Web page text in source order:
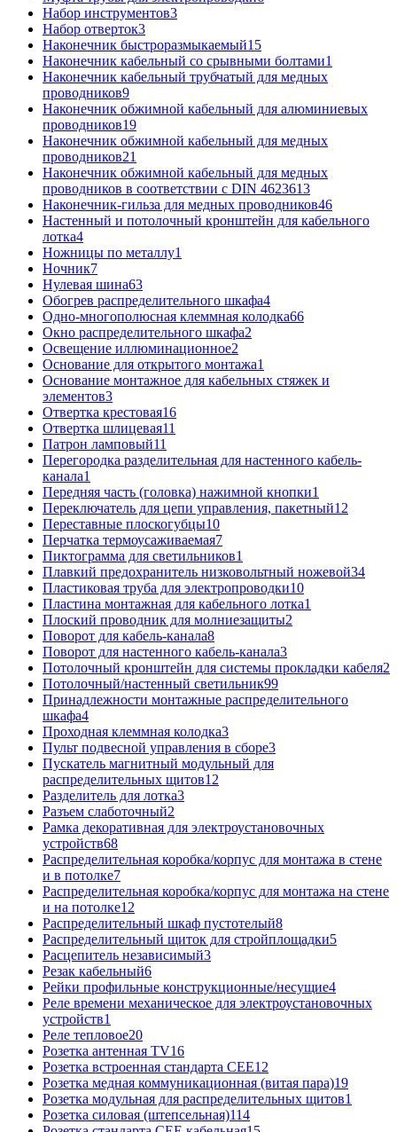
Набор инструментов3
Набор отверток3
Наконечник быстроразмыкаемый15
Наконечник кабельный со срывными болтами1
Наконечник кабельный трубчатый для медных
проводников9
Наконечник обжимной кабельный для алюминиевых
проводников19
Наконечник обжимной кабельный для медных
проводников21
Наконечник обжимной кабельный для медных
проводников в соответствии с DIN 4623613
Наконечник-гильза для медных проводников46
Настенный и потолочный кронштейн для кабельного
лотка4
Ножницы по металлу1
Ночник7
Нулевая шина63
Обогрев распределительного шкафа4
Одно-многополюсная клеммная колодка66
Окно распределительного шкафа2
Освещение иллюминационное2
Основание для открытого монтажа1
Основание монтажное для кабельных стяжек и
элементов3
Отвертка крестовая16
Отвертка шлицевая11
Патрон ламповый11
Перегородка разделительная для настенного кабель-
канала1
Передняя часть (головка) нажимной кнопки1
Переключатель для цепи управления, пакетный12
Переставные плоскогубцы10
Перчатка термоусаживаемая7
Пиктограмма для светильников1
Плавкий предохранитель низковольтный ножевой34
Пластиковая труба для электропроводки10
Пластина монтажная для кабельного лотка1
Плоский проводник для молниезащиты2
Поворот для кабель-канала8
Поворот для настенного кабель-канала3
Потолочный кронштейн для системы прокладки кабеля2
Потолочный/настенный светильник99
Принадлежности монтажные распределительного
шкафа4
Проходная клеммная колодка3
Пульт подвесной управления в сборе3
Пускатель магнитный модульный для
распределительных щитов12
Разделитель для лотка3
Разъем слаботочный2
Рамка декоративная для электроустановочных
устройств68
Распределительная коробка/корпус для монтажа в стене
и в потолке7
Распределительная коробка/корпус для монтажа на стене
и на потолке12
Распределительный шкаф пустотелый8
Распределительный щиток для стройплощадки5
Расцепитель независимый3
Резак кабельный6
Рейки профильные конструкционные/несущие4
Реле времени механическое для электроустановочных
устройств1
Реле тепловое20
Розетка антенная TV16
Розетка встроенная стандарта CEE12
Розетка медная коммуникационная (витая пара)19
Розетка модульная для распределительных щитов1
Розетка силовая (штепсельная)114